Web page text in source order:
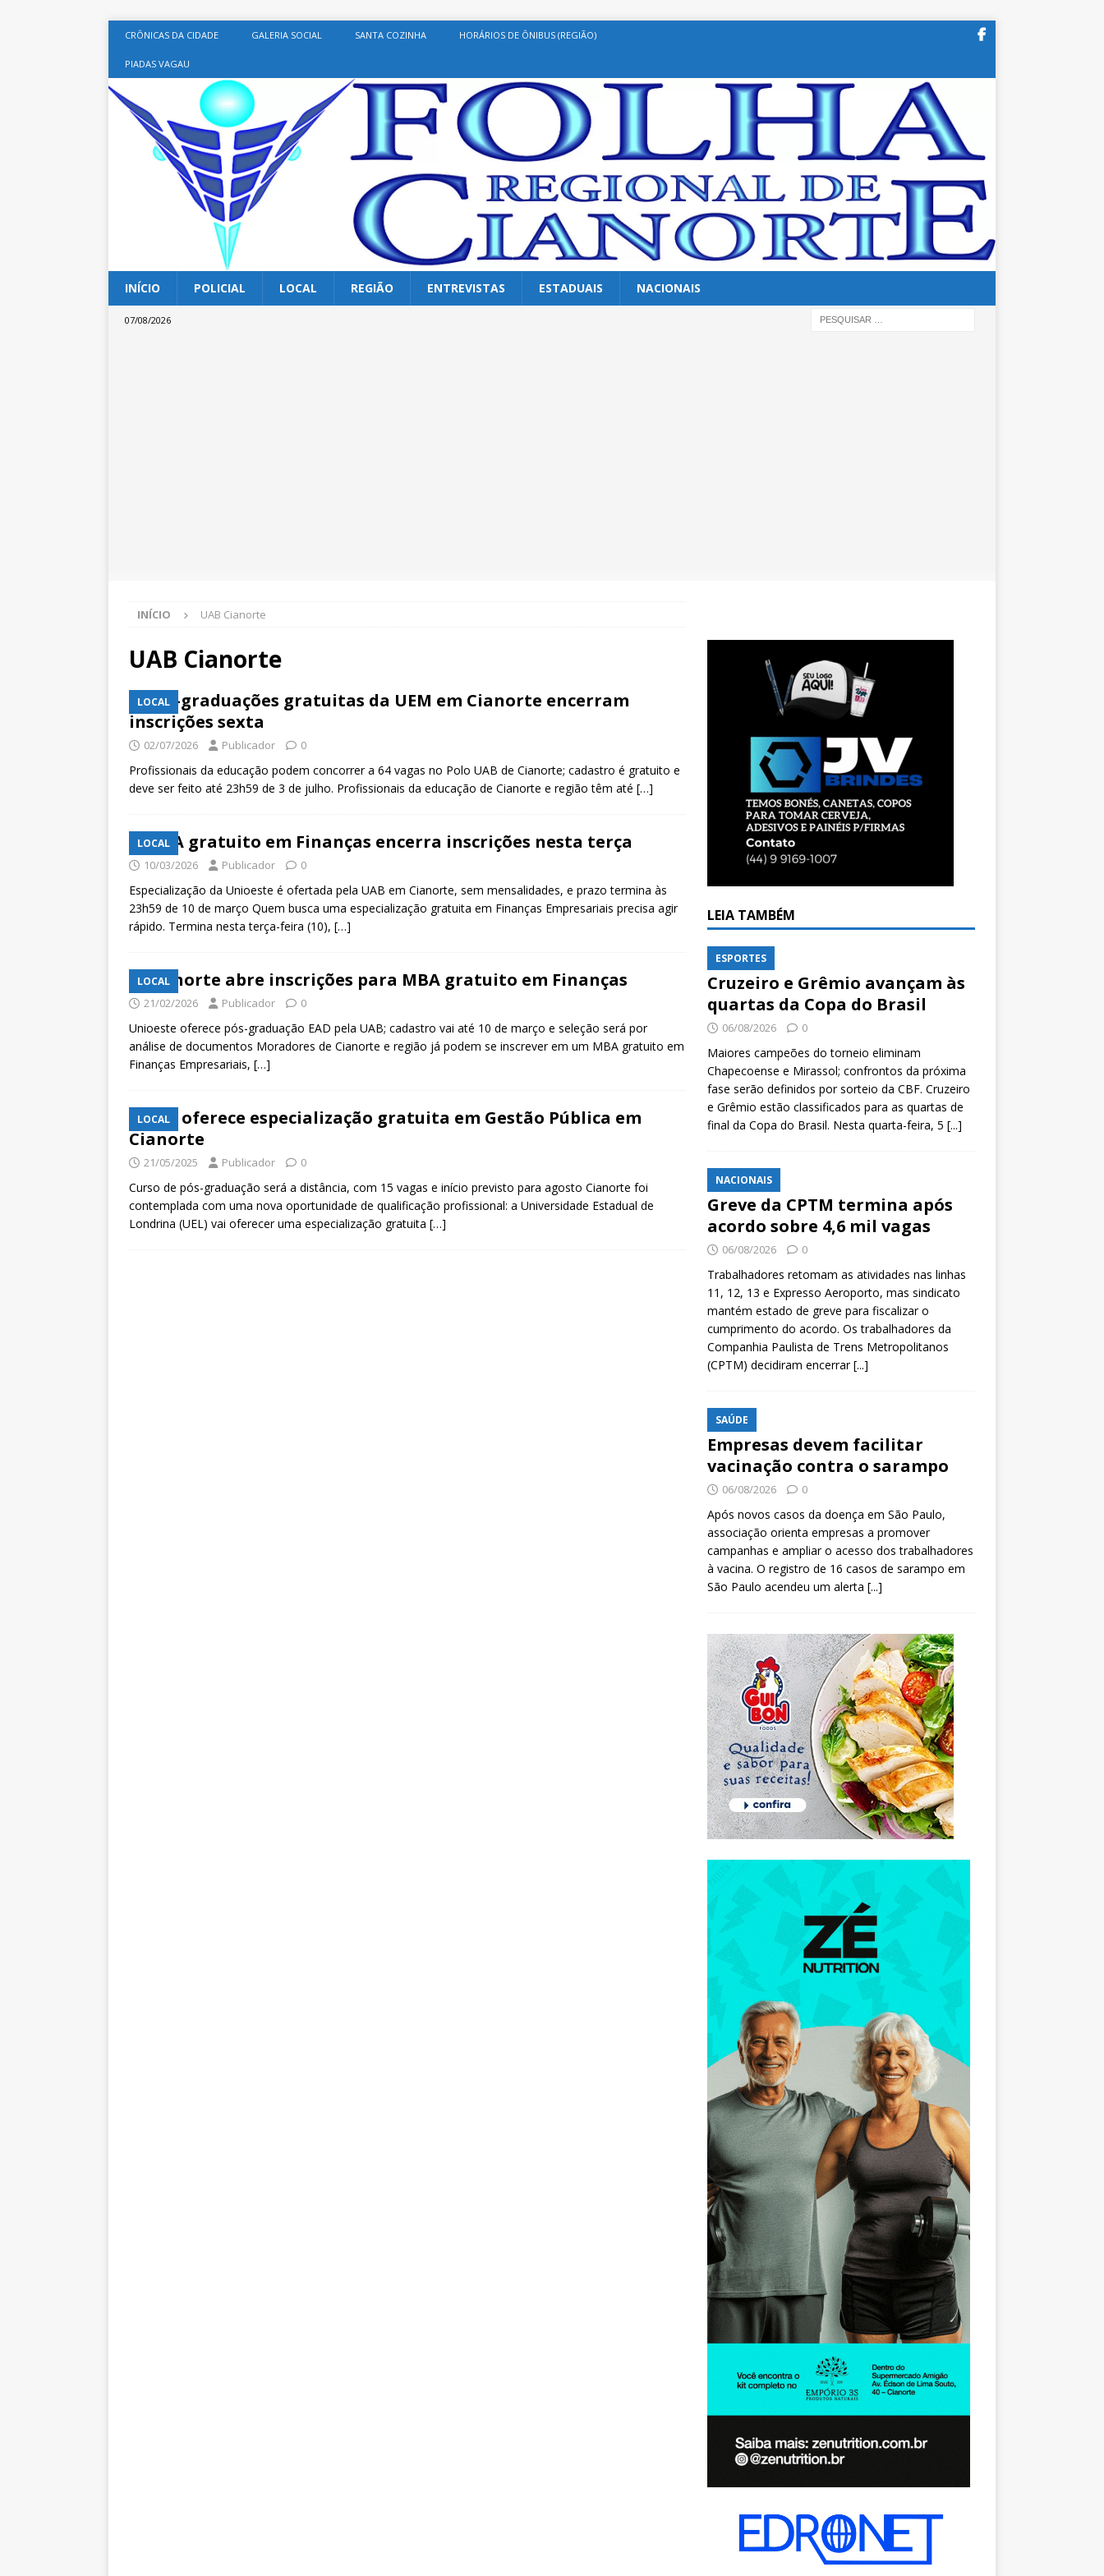
CRÔNICAS DA CIDADE GALERIA SOCIAL SANTA COZINHA HORÁRIOS DE ÔNIBUS (REGIÃO)
PIADAS VAGAU
INÍCIO POLICIAL LOCAL REGIÃO ENTREVISTAS ESTADUAIS NACIONAIS
07/08/2026
INÍCIO UAB Cianorte
UAB Cianorte
LOCAL
Pós-graduações gratuitas da UEM em Cianorte encerram
inscrições sexta
02/07/2026 Publicador 0
Profissionais da educação podem concorrer a 64 vagas no Polo UAB de Cianorte; cadastro é gratuito e
deve ser feito até 23h59 de 3 de julho. Profissionais da educação de Cianorte e região têm até […]
LOCAL
MBA gratuito em Finanças encerra inscrições nesta terça
10/03/2026 Publicador 0
Especialização da Unioeste é ofertada pela UAB em Cianorte, sem mensalidades, e prazo termina às
23h59 de 10 de março Quem busca uma especialização gratuita em Finanças Empresariais precisa agir
rápido. Termina nesta terça-feira (10), […]
LOCAL
Cianorte abre inscrições para MBA gratuito em Finanças
21/02/2026 Publicador 0
Unioeste oferece pós-graduação EAD pela UAB; cadastro vai até 10 de março e seleção será por
análise de documentos Moradores de Cianorte e região já podem se inscrever em um MBA gratuito em
Finanças Empresariais, […]
LOCAL
UEL oferece especialização gratuita em Gestão Pública em
Cianorte
21/05/2025 Publicador 0
Curso de pós-graduação será a distância, com 15 vagas e início previsto para agosto Cianorte foi
contemplada com uma nova oportunidade de qualificação profissional: a Universidade Estadual de
Londrina (UEL) vai oferecer uma especialização gratuita […]
LEIA TAMBÉM
ESPORTES
Cruzeiro e Grêmio avançam às
quartas da Copa do Brasil
06/08/2026 0
Maiores campeões do torneio eliminam
Chapecoense e Mirassol; confrontos da próxima
fase serão definidos por sorteio da CBF. Cruzeiro
e Grêmio estão classificados para as quartas de
final da Copa do Brasil. Nesta quarta-feira, 5 [...]
NACIONAIS
Greve da CPTM termina após
acordo sobre 4,6 mil vagas
06/08/2026 0
Trabalhadores retomam as atividades nas linhas
11, 12, 13 e Expresso Aeroporto, mas sindicato
mantém estado de greve para fiscalizar o
cumprimento do acordo. Os trabalhadores da
Companhia Paulista de Trens Metropolitanos
(CPTM) decidiram encerrar[...]
SAÚDE
Empresas devem facilitar
vacinação contra o sarampo
06/08/2026 0
Após novos casos da doença em São Paulo,
associação orienta empresas a promover
campanhas e ampliar o acesso dos trabalhadores
à vacina. O registro de 16 casos de sarampo em
São Paulo acendeu um alerta [...]